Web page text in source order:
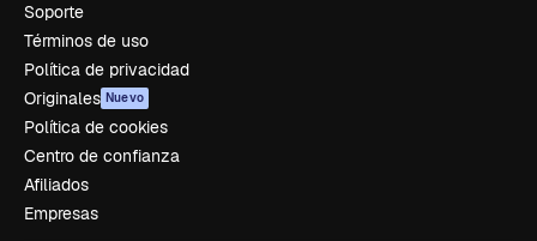
Soporte
Términos de uso
Política de privacidad
Originales Nuevo
Política de cookies
Centro de confianza
Afiliados
Empresas